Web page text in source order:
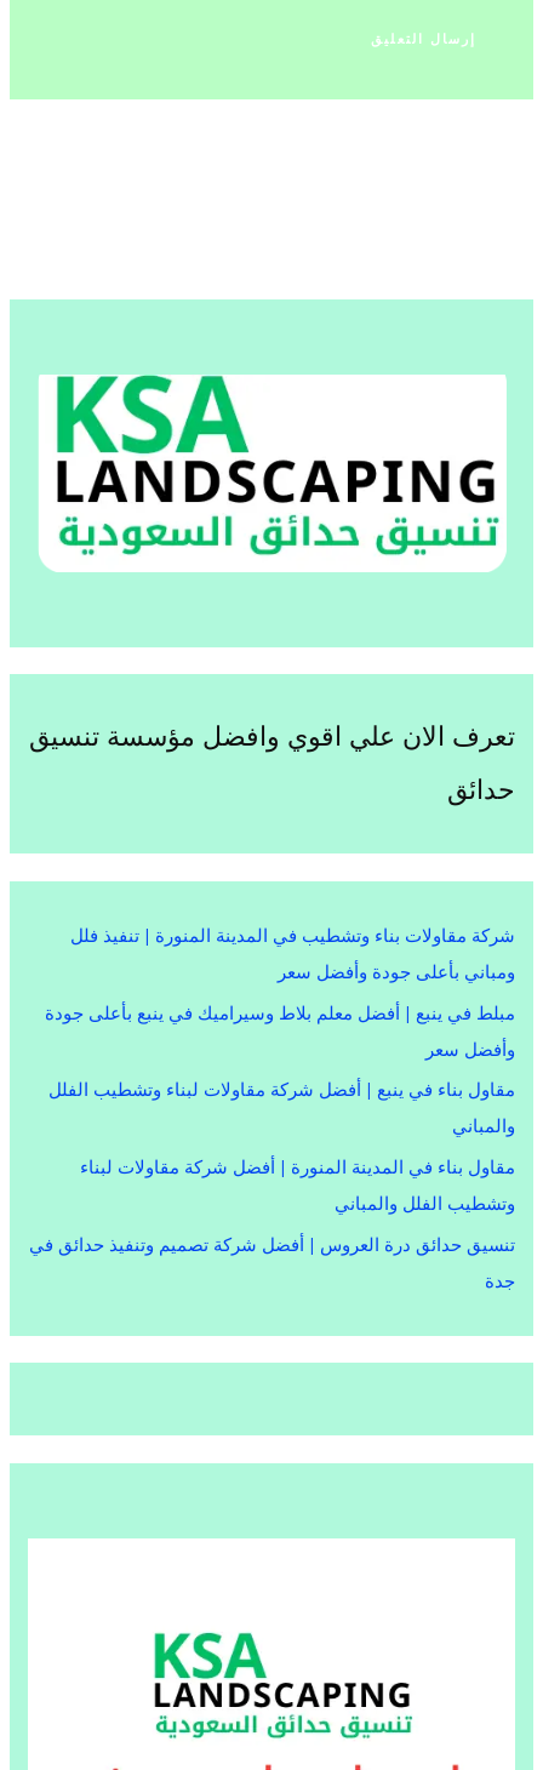
تعرف الان علي اقوي وافضل مؤسسة تنسيق
حدائق
شركة مقاولات بناء وتشطيب في المدينة المنورة | تنفيذ فلل
ومباني بأعلى جودة وأفضل سعر
مبلط في ينبع | أفضل معلم بلاط وسيراميك في ينبع بأعلى جودة
وأفضل سعر
مقاول بناء في ينبع | أفضل شركة مقاولات لبناء وتشطيب الفلل
والمباني
مقاول بناء في المدينة المنورة | أفضل شركة مقاولات لبناء
وتشطيب الفلل والمباني
تنسيق حدائق درة العروس | أفضل شركة تصميم وتنفيذ حدائق في
جدة